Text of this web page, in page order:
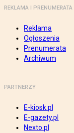
REKLAMA I PRENUMERATA
Reklama
Ogłoszenia
Prenumerata
Archiwum
PARTNERZY
E-kiosk.pl
E-gazety.pl
Nexto.pl